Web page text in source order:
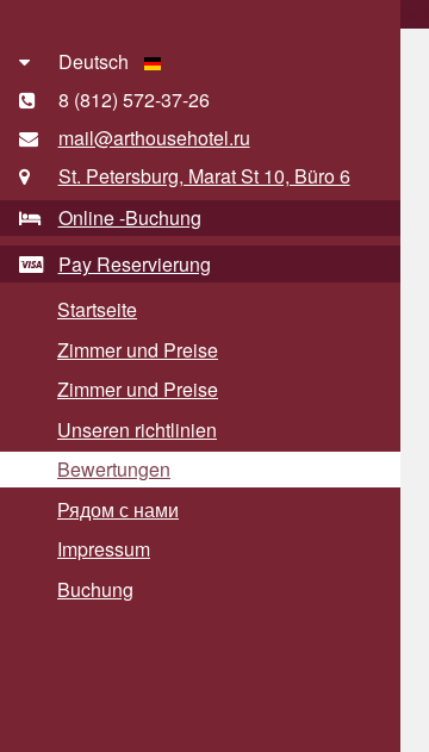
Deutsch
8 (812) 572-37-26
mail@arthousehotel.ru
St. Petersburg, Marat St 10, Büro 6
Online -Buchung
Pay Reservierung
Startseite
Zimmer und Preise
Zimmer und Preise
Unseren richtlinien
Bewertungen
Рядом с нами
Impressum
Buchung